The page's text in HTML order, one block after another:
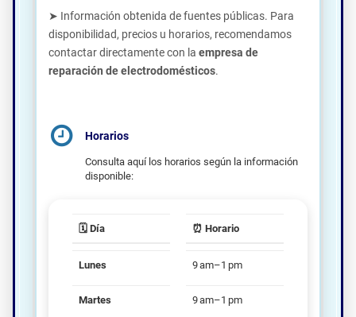
➤ Información obtenida de fuentes públicas. Para
disponibilidad, precios u horarios, recomendamos
contactar directamente con la empresa de
reparación de electrodomésticos.
Horarios
Consulta aquí los horarios según la información
disponible:
🗓️ Día ⏰ Horario
Lunes 9 am–1 pm
Martes 9 am–1 pm